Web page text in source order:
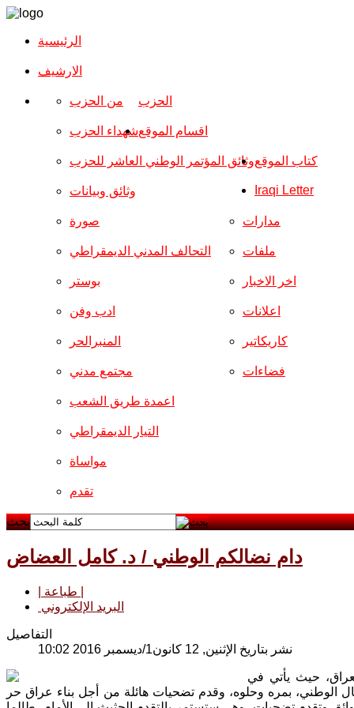
الرئيسية
الارشیف
الحزب من الحزب
شهداء الحزب
وثائق المؤتمر الوطني العاشر للحزب
وثائق وبيانات
اقسام الموقع
صورة
التحالف المدني الديمقراطي
بوستر
ادب وفن
المنبرالحر
مجتمع مدني
مدارات
ملفات
اخر الاخبار
اعلانات
كاريكاتير
فضاءات
اعمدة طريق الشعب
التيار الديمقراطي
مواساة
تقدم
كتاب الموقع
Iraqi Letter
بحث
دام نضالكم الوطني / د. كامل العضاض
البريد الإلكتروني
التفاصيل
نشر بتاريخ الإثنين, 12 كانون1/ديسمبر 2016 10:02
حيث يأتي في
الوطني، بمره وحلوه، وقدم تضحيات هائلة من أجل بناء عراق حر